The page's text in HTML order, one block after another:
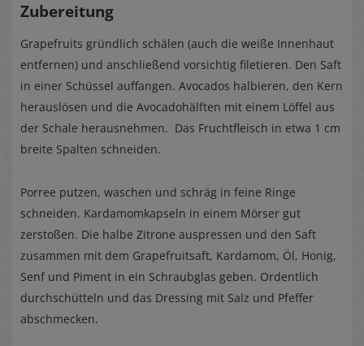
Zubereitung
Grapefruits gründlich schälen (auch die weiße Innenhaut
entfernen) und anschließend vorsichtig filetieren. Den Saft
in einer Schüssel auffangen. Avocados halbieren, den Kern
herauslösen und die Avocadohälften mit einem Löffel aus
der Schale herausnehmen. Das Fruchtfleisch in etwa 1 cm
breite Spalten schneiden.
Porree putzen, waschen und schräg in feine Ringe
schneiden. Kardamomkapseln in einem Mörser gut
zerstoßen. Die halbe Zitrone auspressen und den Saft
zusammen mit dem Grapefruitsaft, Kardamom, Öl, Honig,
Senf und Piment in ein Schraubglas geben. Ordentlich
durchschütteln und das Dressing mit Salz und Pfeffer
abschmecken.